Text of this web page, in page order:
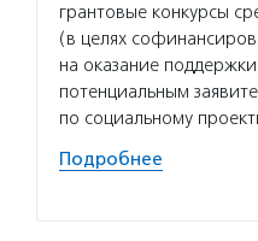
грантовые конкурсы
(в целях
на оказание
потенциальным
по социальному
Подробнее